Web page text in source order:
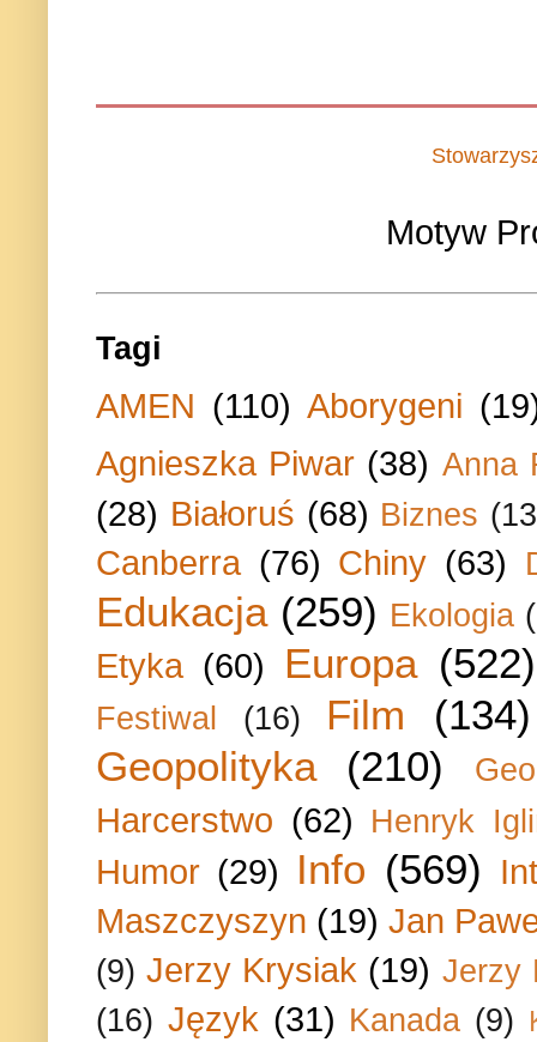
Motyw
Tagi
AMEN (110) Aborygeni
Agnieszka Piwar (38) Anna
(28) Białoruś (68) Biznes
Canberra (76) Chiny (63)
Edukacja (259) Ekologia
Etyka (60) Europa (522)
Festiwal (16) Film
(134)
Geopolityka
(210)
Harcerstwo (62) Henryk
Humor (29) Info (569)
Maszczyszyn (19) Jan
(9) Jerzy Krysiak (19) Jerzy
(16) Język (31) Kanada (9)